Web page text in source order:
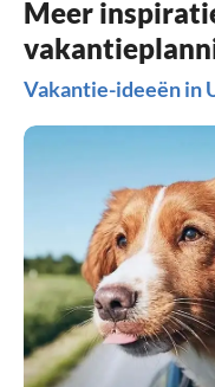
Meer
Vakantie-ideeën in